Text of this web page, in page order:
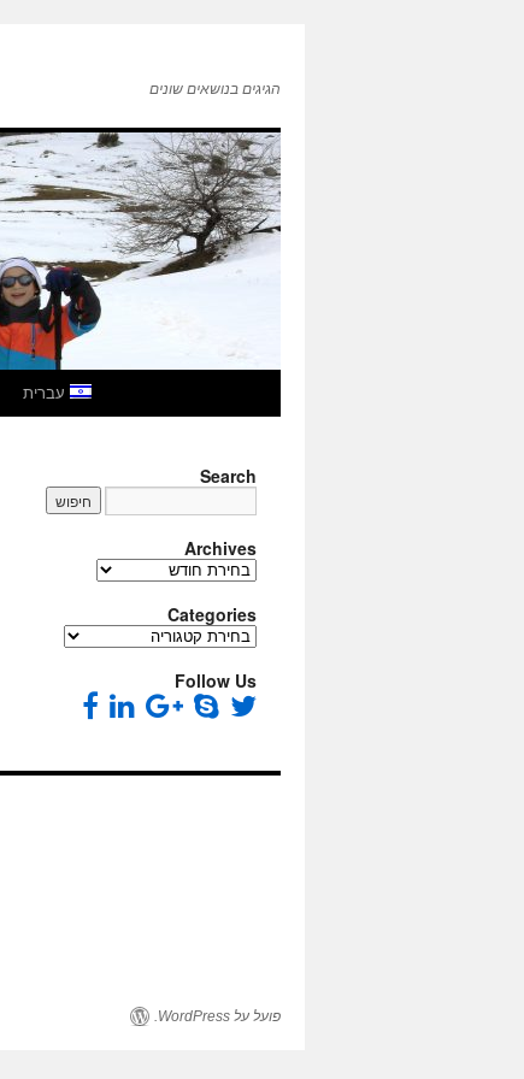
הגיגים בנושאים שונים
עברית
Search
Archives
Archives
Categories
Categories
Follow Us
פועל על WordPress.